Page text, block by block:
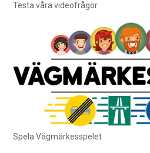
Testa våra videofrågor
Spela Vägmärkesspelet